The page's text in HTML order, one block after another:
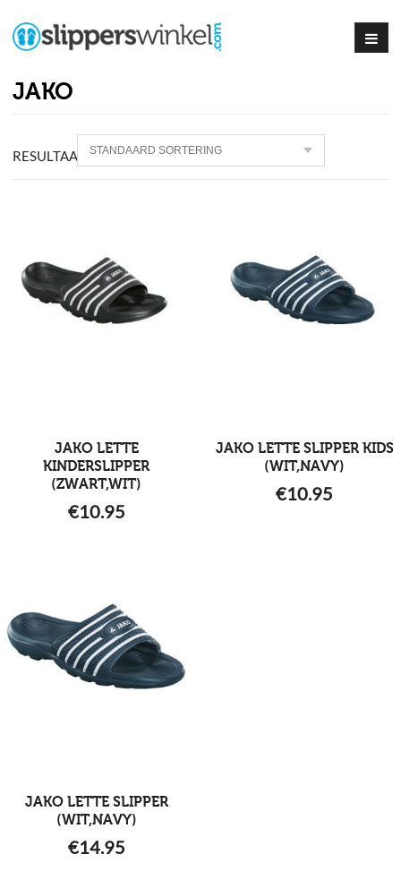
JAKO
RESULTAAT 3PRODUCTEN
JAKO LETTE
KINDERSLIPPER
(ZWART,WIT)
€10.95
JAKO LETTE SLIPPER KIDS
(WIT,NAVY)
€10.95
JAKO LETTE SLIPPER
(WIT,NAVY)
€14.95